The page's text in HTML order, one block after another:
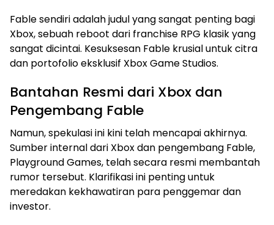
Fable sendiri adalah judul yang sangat penting bagi
Xbox, sebuah reboot dari franchise RPG klasik yang
sangat dicintai. Kesuksesan Fable krusial untuk citra
dan portofolio eksklusif Xbox Game Studios.
Bantahan Resmi dari Xbox dan
Pengembang Fable
Namun, spekulasi ini kini telah mencapai akhirnya.
Sumber internal dari Xbox dan pengembang Fable,
Playground Games, telah secara resmi membantah
rumor tersebut. Klarifikasi ini penting untuk
meredakan kekhawatiran para penggemar dan
investor.